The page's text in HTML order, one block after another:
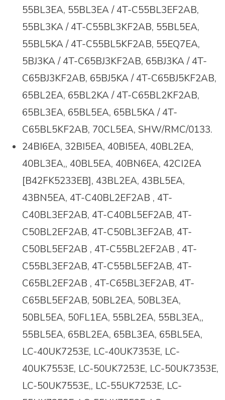
55BL3EA, 55BL3EA / 4T-C55BL3EF2AB,
55BL3KA / 4T-C55BL3KF2AB, 55BL5EA,
55BL5KA / 4T-C55BL5KF2AB, 55EQ7EA,
5BJ3KA / 4T-C65BJ3KF2AB, 65BJ3KA / 4T-
C65BJ3KF2AB, 65BJ5KA / 4T-C65BJ5KF2AB,
65BL2EA, 65BL2KA / 4T-C65BL2KF2AB,
65BL3EA, 65BL5EA, 65BL5KA / 4T-
C65BL5KF2AB, 70CL5EA, SHW/RMC/0133.
24BI6EA, 32BI5EA, 40BI5EA, 40BL2EA,
40BL3EA,, 40BL5EA, 40BN6EA, 42CI2EA
[B42FK5233EB], 43BL2EA, 43BL5EA,
43BN5EA, 4T-C40BL2EF2AB , 4T-
C40BL3EF2AB, 4T-C40BL5EF2AB, 4T-
C50BL2EF2AB, 4T-C50BL3EF2AB, 4T-
C50BL5EF2AB , 4T-C55BL2EF2AB , 4T-
C55BL3EF2AB, 4T-C55BL5EF2AB, 4T-
C65BL2EF2AB , 4T-C65BL3EF2AB, 4T-
C65BL5EF2AB, 50BL2EA, 50BL3EA,
50BL5EA, 50FL1EA, 55BL2EA, 55BL3EA,,
55BL5EA, 65BL2EA, 65BL3EA, 65BL5EA,
LC-40UK7253E, LC-40UK7353E, LC-
40UK7553E, LC-50UK7253E, LC-50UK7353E,
LC-50UK7553E,, LC-55UK7253E, LC-